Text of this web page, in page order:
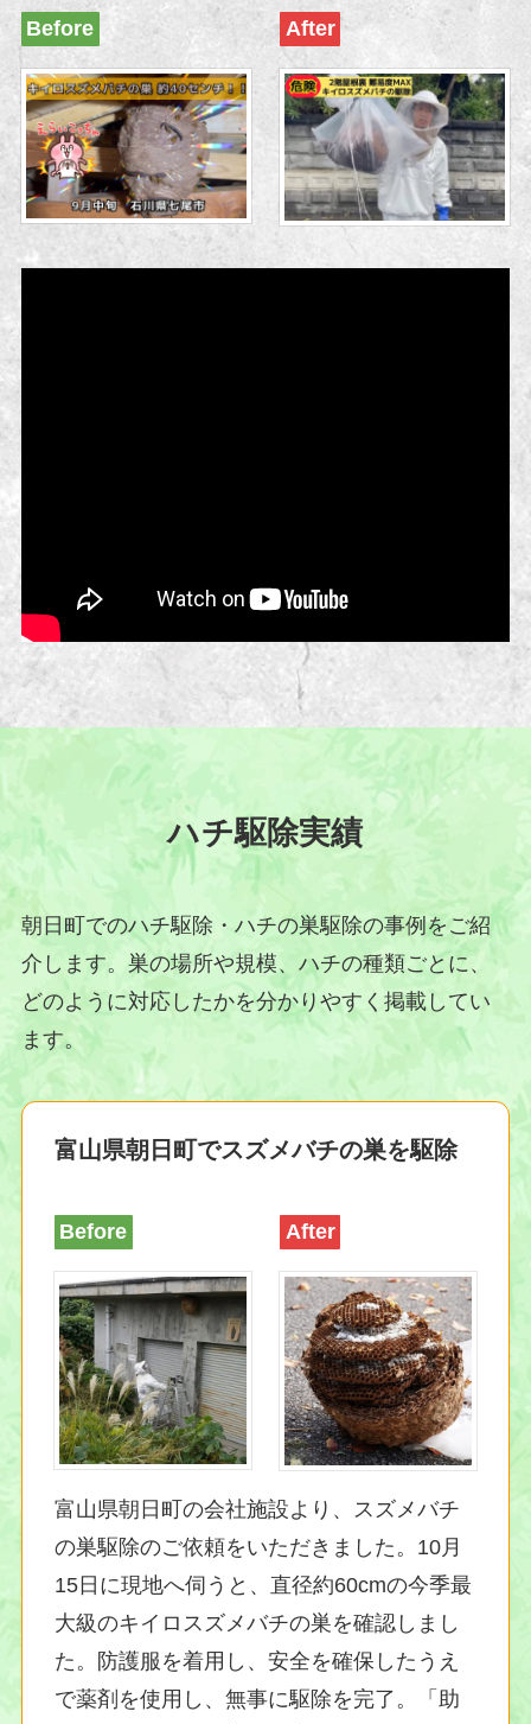
Before After
ハチ駆除実績
朝日町でのハチ駆除・ハチの巣駆除の事例をご紹
介します。巣の場所や規模、ハチの種類ごとに、
どのように対応したかを分かりやすく掲載してい
ます。
富山県朝日町でスズメバチの巣を駆除
Before After
富山県朝日町の会社施設より、スズメバチ
の巣駆除のご依頼をいただきました。10月
15日に現地へ伺うと、直径約60cmの今季最
大級のキイロスズメバチの巣を確認しまし
た。防護服を着用し、安全を確保したうえ
で薬剤を使用し、無事に駆除を完了。「助